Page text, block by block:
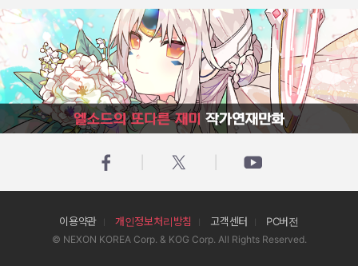
엘소드의 또다른 재미 작가연재만화
이용약관 개인정보처리방침 고객센터 PC버전
© NEXON KOREA Corp. & KOG Corp. All Rights Reserved.